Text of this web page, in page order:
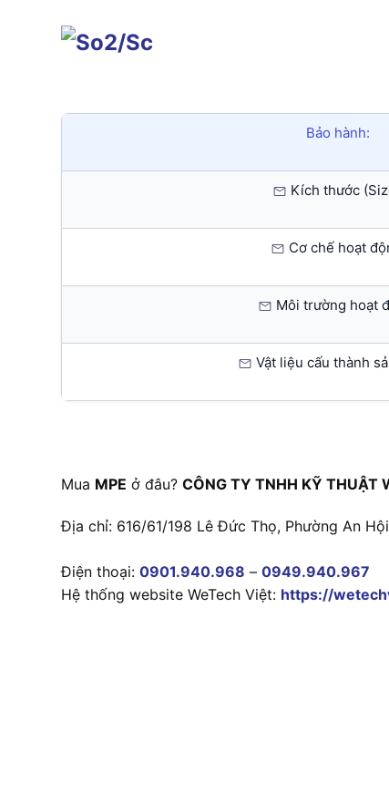
Bảo hành:
Kích thước
Cơ chế hoạt
Môi trường hoạt
Vật liệu cấu thành
Mua MPE ở đâu? CÔNG TY TNHH KỸ THUẬT
Địa chỉ: 616/61/198 Lê Đức Thọ, Phường An
Điện thoại: 0901.940.968 – 0949.940.967
Hệ thống website WeTech Việt: https://